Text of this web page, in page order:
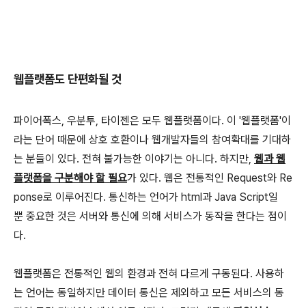
웹플랫폼도 단편화될 것
파이어폭스, 우분투, 타이젠은 모두 웹플랫폼이다. 이 '웹플랫폼'이
라는 단어 때문에 상호 호환이나 웹개발자들의 참여확대를 기대하
는 분들이 있다. 전혀 불가능한 이야기는 아니다. 하지만, 웹과 웹
플랫폼을 구분해야 할 필요가 있다. 웹은 전통적인 Request와 Re
ponse로 이루어진다. 통신하는 언어가 html과 Java Script일
뿐 중요한 것은 서버와 통신에 의해 서비스가 동작을 한다는 점이
다.
웹플랫폼은 전통적인 웹의 환경과 전혀 다르게 구동된다. 사용하
는 언어는 동일하지만 데이터 통신은 제외하고 모든 서비스의 동